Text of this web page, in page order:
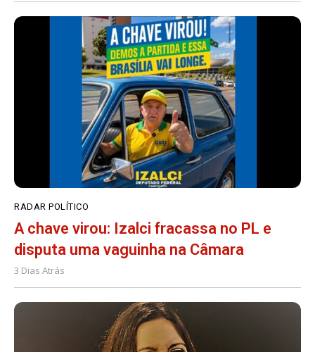
RADAR POLÍTICO
A chave virou: Izalci fracassa no PL e
disputa uma vaguinha na Câmara
3 Dias Atrás